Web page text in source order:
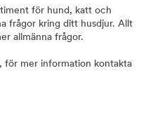
för hund, katt och
frågor kring ditt husdjur. Allt
allmänna frågor.
för mer information kontakta